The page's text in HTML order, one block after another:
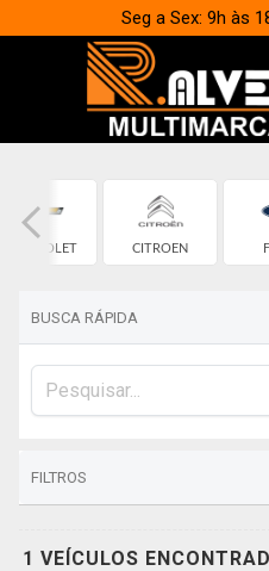
Seg a Sex: 9h às
CHEVROLET CITROEN
BUSCA RÁPIDA
FILTROS
1 VEÍCULOS